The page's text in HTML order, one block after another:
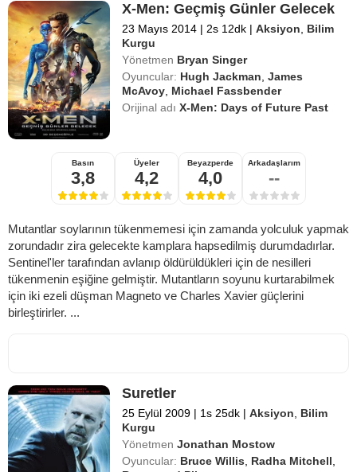
X-Men: Geçmiş Günler Gelecek
23 Mayıs 2014 | 2s 12dk | Aksiyon, Bilim
Kurgu
Yönetmen Bryan Singer
Oyuncular: Hugh Jackman,James
McAvoy, Michael Fassbender
Orijinal adıX-Men: Days of Future Past
Basın
3,8
Üyeler
4,2
Beyazperde
4,0
Arkadaşlarım
--
Mutantlar soylarının tükenmemesi için zamanda yolculuk yapmak
zorundadır zira gelecekte kamplara hapsedilmiş durumdadırlar.
Sentinel'ler tarafından avlanıp öldürüldükleri için de nesilleri
tükenmenin eşiğine gelmiştir. Mutantların soyunu kurtarabilmek
için iki ezeli düşman Magneto ve Charles Xavier güçlerini
birleştirirler. ...
Suretler
25 Eylül 2009 | 1s 25dk | Aksiyon, Bilim
Kurgu
Yönetmen Jonathan Mostow
Oyuncular: Bruce Willis, Radha Mitchell,